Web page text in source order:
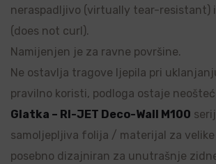
neraspadljivo (virtually tear-resistant)
(does not curl).
Namijenjen je za ravne površine.
Ne ostavlja tragove ljepila pri
pravilno koristi, podloga ostaje
Glatka – RI-JET Deco-Wall M100
samoljepljiva folija / materijal za
posebno dizajniran za unutrašnje